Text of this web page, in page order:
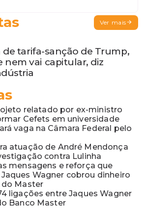
Ver mais
de tarifa-sanção de Trump,
nem vai capitular, diz
relatado por ex-ministro
Cefets em universidade
vaga na Câmara Federal pelo
atuação de André Mendonça
contra Lulinha
mensagens e reforça que
Wagner cobrou dinheiro
Master
ligações entre Jaques Wagner
Banco Master